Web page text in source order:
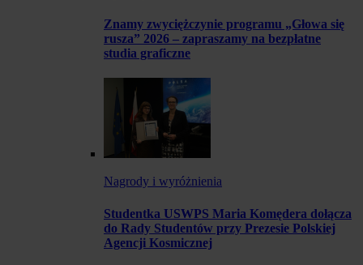
Znamy zwyciężczynie programu „Głowa się
rusza” 2026 – zapraszamy na bezpłatne
studia graficzne
Nagrody i wyróżnienia
Studentka USWPS Maria Komędera dołącza
do Rady Studentów przy Prezesie Polskiej
Agencji Kosmicznej